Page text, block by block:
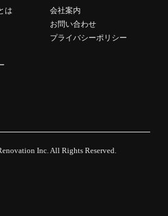
は
会社案内
お問い合わせ
プライバシーポリシー
Inc.All Rights Reserved.